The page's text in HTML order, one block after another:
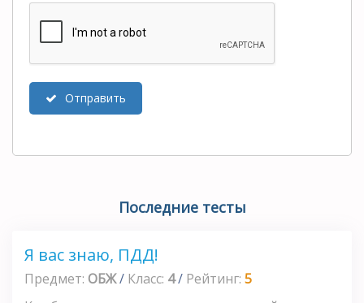
Отправить
Последние тесты
Я вас знаю, ПДД!
Предмет: ОБЖ/ Класс: 4/ Рейтинг: 5